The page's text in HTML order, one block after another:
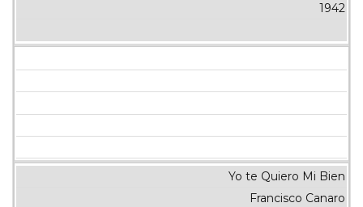
1942
Yo te Quiero Mi Bien
Francisco Canaro